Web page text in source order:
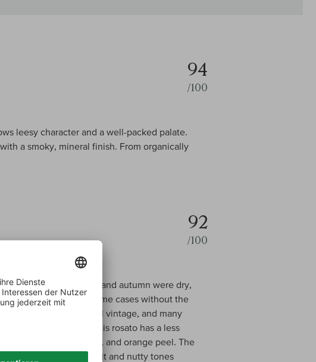
94
/100
leesy character and a well-packed palate.
a smoky, mineral finish. From organically
92
/100
Etna. Late summer and autumn were dry,
very high – but in some cases without the
says, ‘it is a powerful vintage, and many
a bit over the top.’ This rosato has a less
toasted almonds, and orange peel. The
sun-warmed yellow fruit and nutty tones